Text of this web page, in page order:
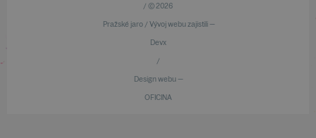
/ © 2026
Pražské jaro / Vývoj webu zajistili —
Devx
/
Design webu —
OFICINA